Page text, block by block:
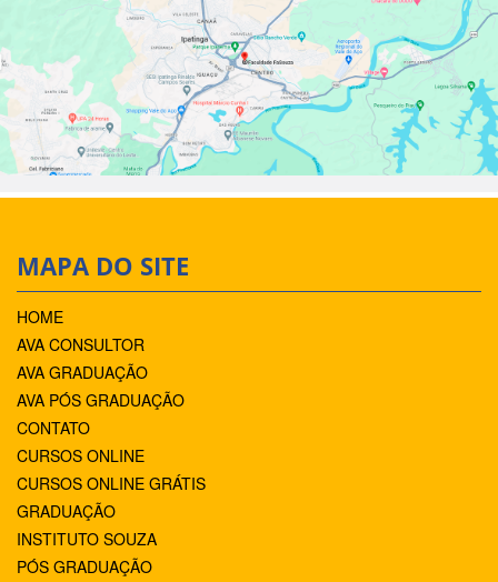
MAPA DO SITE
HOME
AVA CONSULTOR
AVA GRADUAÇÃO
AVA PÓS GRADUAÇÃO
CONTATO
CURSOS ONLINE
CURSOS ONLINE GRÁTIS
GRADUAÇÃO
INSTITUTO SOUZA
PÓS GRADUAÇÃO